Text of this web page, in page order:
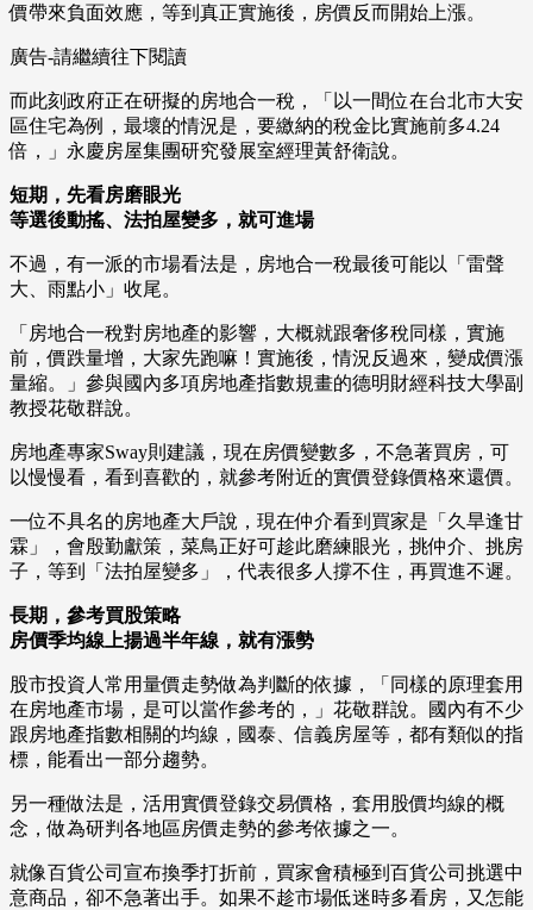
價帶來負面效應，等到真正實施後，房價反而開始上漲。
廣告-請繼續往下閱讀
而此刻政府正在研擬的房地合一稅，「以一間位在台北市大安
區住宅為例，最壞的情況是，要繳納的稅金比實施前多4.24
倍，」永慶房屋集團研究發展室經理黃舒衛說。
短期，先看房磨眼光
等選後動搖、法拍屋變多，就可進場
不過，有一派的市場看法是，房地合一稅最後可能以「雷聲
大、雨點小」收尾。
「房地合一稅對房地產的影響，大概就跟奢侈稅同樣，實施
前，價跌量增，大家先跑嘛！實施後，情況反過來，變成價漲
量縮。」參與國內多項房地產指數規畫的德明財經科技大學副
教授花敬群說。
房地產專家Sway則建議，現在房價變數多，不急著買房，可
以慢慢看，看到喜歡的，就參考附近的實價登錄價格來還價。
一位不具名的房地產大戶說，現在仲介看到買家是「久旱逢甘
霖」，會殷勤獻策，菜鳥正好可趁此磨練眼光，挑仲介、挑房
子，等到「法拍屋變多」，代表很多人撐不住，再買進不遲。
長期，參考買股策略
房價季均線上揚過半年線，就有漲勢
股市投資人常用量價走勢做為判斷的依據，「同樣的原理套用
在房地產市場，是可以當作參考的，」花敬群說。國內有不少
跟房地產指數相關的均線，國泰、信義房屋等，都有類似的指
標，能看出一部分趨勢。
另一種做法是，活用實價登錄交易價格，套用股價均線的概
念，做為研判各地區房價走勢的參考依據之一。
就像百貨公司宣布換季打折前，買家會積極到百貨公司挑選中
意商品，卻不急著出手。如果不趁市場低迷時多看房，又怎能